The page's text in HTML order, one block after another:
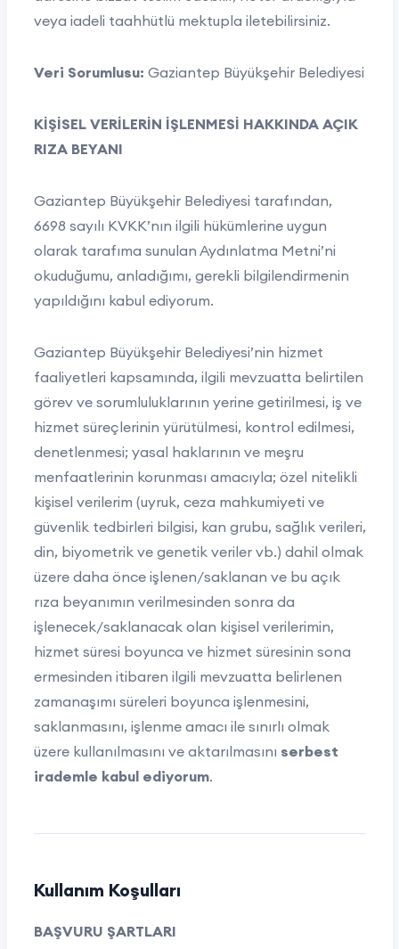
veya iadeli taahhütlü mektupla iletebilirsiniz.
Veri Sorumlusu: Gaziantep Büyükşehir Belediyesi
KİŞİSEL VERİLERİN İŞLENMESİ HAKKINDA AÇIK
RIZA BEYANI
Gaziantep Büyükşehir Belediyesi tarafından,
6698 sayılı KVKK’nın ilgili hükümlerine uygun
olarak tarafıma sunulan Aydınlatma Metni’ni
okuduğumu, anladığımı, gerekli bilgilendirmenin
yapıldığını kabul ediyorum.
Gaziantep Büyükşehir Belediyesi’nin hizmet
faaliyetleri kapsamında, ilgili mevzuatta belirtilen
görev ve sorumluluklarının yerine getirilmesi, iş ve
hizmet süreçlerinin yürütülmesi, kontrol edilmesi,
denetlenmesi; yasal haklarının ve meşru
menfaatlerinin korunması amacıyla; özel nitelikli
kişisel verilerim (uyruk, ceza mahkumiyeti ve
güvenlik tedbirleri bilgisi, kan grubu, sağlık verileri,
din, biyometrik ve genetik veriler vb.) dahil olmak
üzere daha önce işlenen/saklanan ve bu açık
rıza beyanımın verilmesinden sonra da
işlenecek/saklanacak olan kişisel verilerimin,
hizmet süresi boyunca ve hizmet süresinin sona
ermesinden itibaren ilgili mevzuatta belirlenen
zamanaşımı süreleri boyunca işlenmesini,
saklanmasını, işlenme amacı ile sınırlı olmak
üzere kullanılmasını ve aktarılmasını serbest
irademle kabul ediyorum.
Kullanım Koşulları
BAŞVURU ŞARTLARI